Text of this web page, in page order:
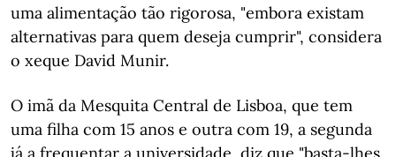
uma alimentação tão rigorosa, "embora existam
alternativas para quem deseja cumprir", considera
o xeque David Munir.
O imã da Mesquita Central de Lisboa, que tem
uma filha com 15 anos e outra com 19, a segunda